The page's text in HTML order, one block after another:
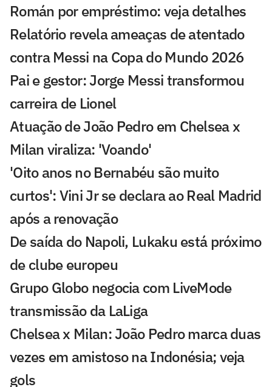
Román por empréstimo: veja detalhes
Relatório revela ameaças de atentado
contra Messi na Copa do Mundo 2026
Pai e gestor: Jorge Messi transformou
carreira de Lionel
Atuação de João Pedro em Chelsea x
Milan viraliza: 'Voando'
'Oito anos no Bernabéu são muito
curtos': Vini Jr se declara ao Real Madrid
após a renovação
De saída do Napoli, Lukaku está próximo
de clube europeu
Grupo Globo negocia com LiveMode
transmissão da LaLiga
Chelsea x Milan: João Pedro marca duas
vezes em amistoso na Indonésia; veja
gols